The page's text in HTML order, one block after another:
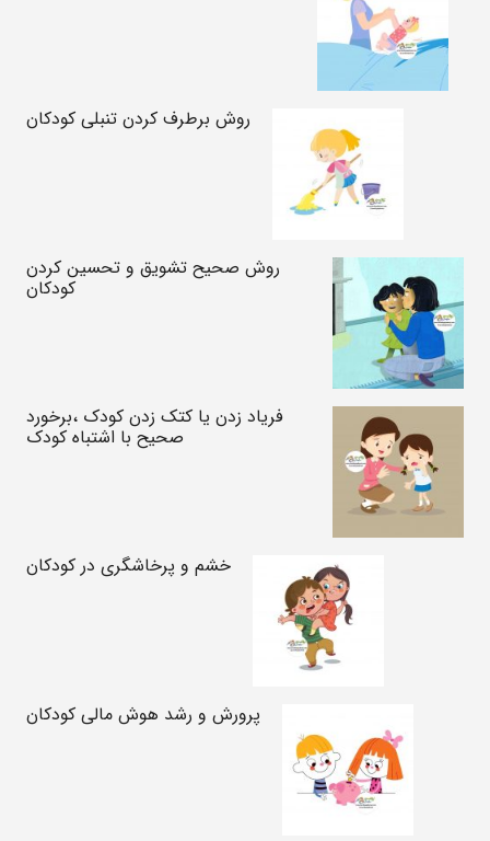
روش برطرف کردن تنبلی کودکان
روش صحیح تشویق و تحسین کردن
کودکان
فریاد زدن یا کتک زدن کودک ،برخورد
صحیح با اشتباه کودک
خشم و پرخاشگری در کودکان
پرورش و رشد هوش مالی کودکان